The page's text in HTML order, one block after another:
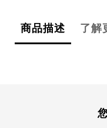
商品描述 了解